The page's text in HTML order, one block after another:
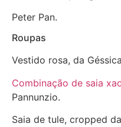
Peter Pan.
Roupas
Vestido rosa, da
Combinação de saia
Pannunzio.
Saia de tule, cropped